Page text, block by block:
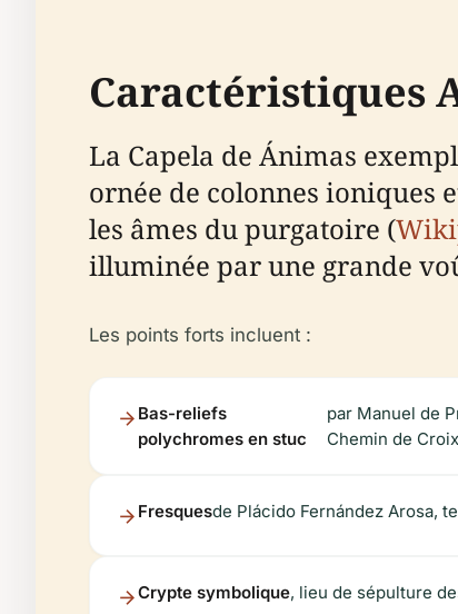
Caractéristiques
La Capela de Ánimas
ornée de colonnes
les âmes du purgatoire (
illuminée par une grande
Les points forts incluent :
Bas-reliefs
polychromes en stuc
par Manuel de
Chemin de
Fresquesde Plácido Fernández Arosa,
Crypte symbolique, lieu de sépulture